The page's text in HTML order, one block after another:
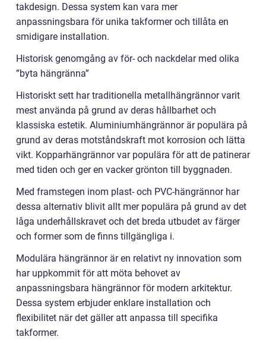
takdesign. Dessa system kan vara mer
anpassningsbara för unika takformer och tillåta en
smidigare installation.
Historisk genomgång av för- och nackdelar med olika
”byta hängränna”
Historiskt sett har traditionella metallhängrännor varit
mest använda på grund av deras hållbarhet och
klassiska estetik. Aluminiumhängrännor är populära på
grund av deras motståndskraft mot korrosion och lätta
vikt. Kopparhängrännor var populära för att de patinerar
med tiden och ger en vacker grönton till byggnaden.
Med framstegen inom plast- och PVC-hängrännor har
dessa alternativ blivit allt mer populära på grund av det
låga underhållskravet och det breda utbudet av färger
och former som de finns tillgängliga i.
Modulära hängrännor är en relativt ny innovation som
har uppkommit för att möta behovet av
anpassningsbara hängrännor för modern arkitektur.
Dessa system erbjuder enklare installation och
flexibilitet när det gäller att anpassa till specifika
takformer.